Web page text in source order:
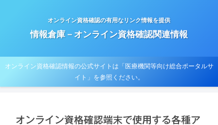
オンライン資格確認の有用なリンク情報を提供
情報倉庫－オンライン資格確認関連情報
オンライン資格確認情報の公式サイトは「医療機関等向け総合ポータルサ
イト」を参照ください。
オンライン資格確認端末で使用する各種ア